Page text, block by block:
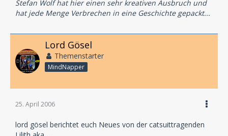
Stefan Wolf hat hier einen sehr kreativen Ausbruch und
hat jede Menge Verbrechen in eine Geschichte gepackt...
Lord Gösel
Themenstarter
MindNapper
25. April 2006
lord gösel berichtet euch Neues von der catsuittragenden